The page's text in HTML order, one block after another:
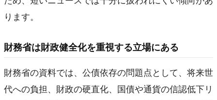
ります。
財務省は財政健全化を重視する立場にある
財務省の資料では、公債依存の問題点として、将来世
代への負担、財政の硬直化、国債や通貨の信認低下リ